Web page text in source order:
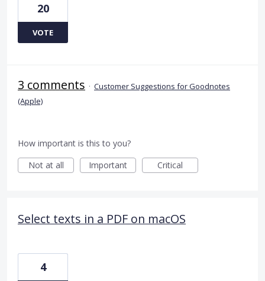
20
VOTE
3 comments · Customer Suggestions for Goodnotes
(Apple)
How important is this to you?
Not at all
Important Critical
Select texts in a PDF on macOS
4